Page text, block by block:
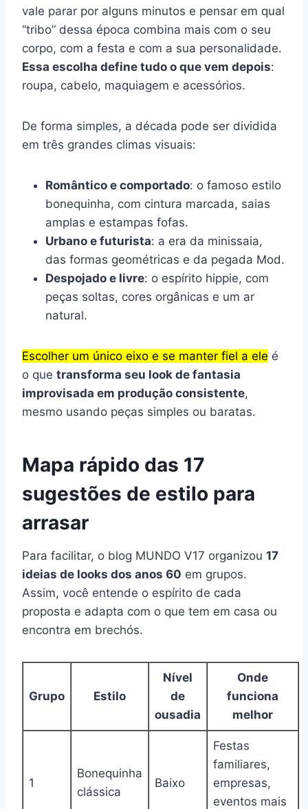
vale parar por alguns minutos e pensar em qual
“tribo” dessa época combina mais com o seu
corpo, com a festa e com a sua personalidade.
Essa escolha define tudo o que vem depois:
roupa, cabelo, maquiagem e acessórios.
De forma simples, a década pode ser dividida
em três grandes climas visuais:
Romântico e comportado: o famoso estilo
bonequinha, com cintura marcada, saias
amplas e estampas fofas.
Urbano e futurista: a era da minissaia,
das formas geométricas e da pegada Mod.
Despojado e livre: o espírito hippie, com
peças soltas, cores orgânicas e um ar
natural.
Escolher um único eixo e se manter fiel a ele é
o que transforma seu look de fantasia
improvisada em produção consistente,
mesmo usando peças simples ou baratas.
Mapa rápido das 17
sugestões de estilo para
arrasar
Para facilitar, o blog MUNDO V17 organizou 17
ideias de looks dos anos 60 em grupos.
Assim, você entende o espírito de cada
proposta e adapta com o que tem em casa ou
encontra em brechós.
Grupo Estilo
Nível
de
ousadia
Onde
funciona
melhor
1
Bonequinha
clássica
Baixo
Festas
familiares,
empresas,
eventos mais